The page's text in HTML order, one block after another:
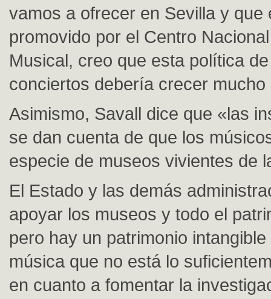
vamos a ofrecer en Sevilla y que
promovido por el Centro
Musical, creo que esta política
conciertos debería crecer mucho
Asimismo, Savall dice que «las
se dan cuenta de que los
especie de museos vivientes de
El Estado y las demás
apoyar los museos y todo el
pero hay un patrimonio
música que no está lo
en cuanto a fomentar la